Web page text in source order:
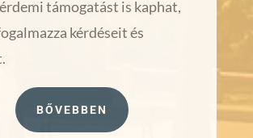
támogatást is kaphat,
kérdéseit és
BŐVEBBEN